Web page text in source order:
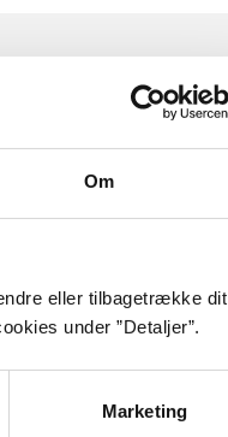
Om
eller tilbagetrække dit
under ”Detaljer”.
Marketing